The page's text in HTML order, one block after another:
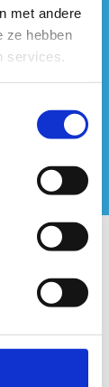
met andere
ze hebben
services.